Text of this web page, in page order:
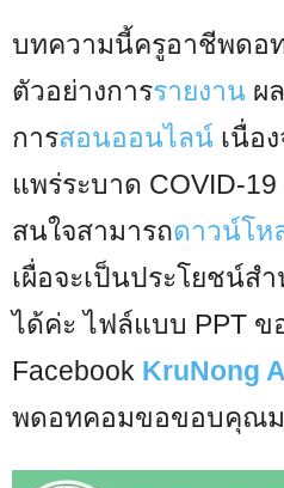
บทความนี้ครูอาชีพดอ
ตัวอย่างการรายงาน ผ
การสอนออนไลน์ เนื่อ
แพร่ระบาด COVID-
สนใจสามารถดาวน์โห
เผื่อจะเป็นประโยชน์ส
ได้ค่ะ ไฟล์แบบ PPT
Facebook KruNong
พดอทคอมขอขอบคุณ